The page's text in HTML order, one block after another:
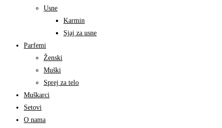
Usne
Karmin
Sjaj za usne
Parfemi
Ženski
Muški
Sprej za telo
Muškarci
Setovi
O nama